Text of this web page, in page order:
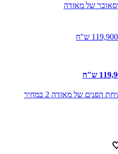
של מאזדה
דלק מוטורס מתחילה לשווק את מתיחת הפנים של מאזדה 2 במחיר